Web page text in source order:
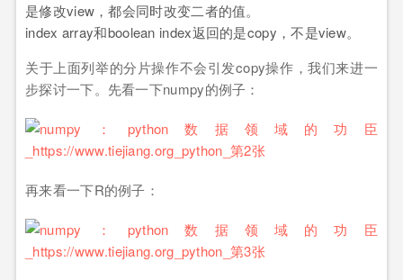
是修改view，都会同时改变二者的值。
index array和boolean index返回的是copy，不是view。
关于上面列举的分片操作不会引发copy操作，我们来进一
步探讨一下。先看一下numpy的例子：
再来看一下R的例子：